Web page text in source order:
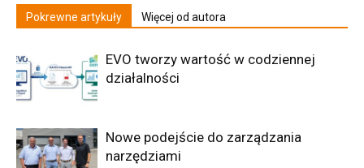
Pokrewne artykuły Więcej od autora
EVO tworzy wartość w codziennej
działalności
Nowe podejście do zarządzania
narzędziami